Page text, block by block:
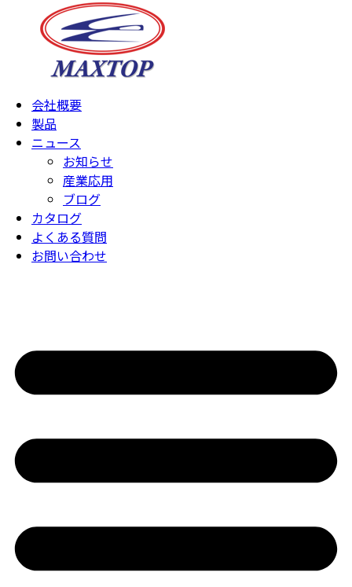
会社概要
製品
ニュース
お知らせ
産業応用
ブログ
カタログ
よくある質問
お問い合わせ